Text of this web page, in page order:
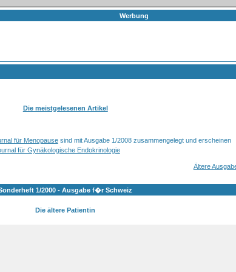
Werbung
Die meistgelesenen Artikel
für Menopausesind mit Ausgabe 1/2008 zusammengelegt und erscheinen
für Gynäkologische Endokrinologie
Ältere
1/2000 - Ausgabe f�r Schweiz
Die ältere Patientin